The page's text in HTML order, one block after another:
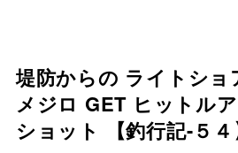
堤防からの ライトシ
メジロ GET ヒットル
ショット 【釣行記-５４